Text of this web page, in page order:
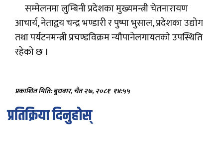
सम्मेलनमा लुम्बिनी प्रदेशका मुख्यमन्त्री चेतनारायण
आचार्य, नेताद्वय चन्द्र भण्डारी र पुष्पा भुसाल, प्रदेशका उद्योग
तथा पर्यटनमन्त्री प्रचण्डविक्रम न्यौपानेलगायतको उपस्थिति
रहेको छ ।
प्रकाशित मिति: बुधबार, चैत २७, २०८१ १४:५५
प्रतिक्रिया दिनुहोस्